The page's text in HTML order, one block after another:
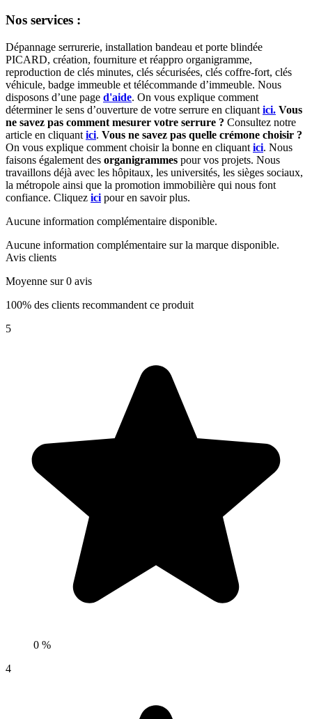
Nos services :
Dépannage serrurerie, installation bandeau et porte blindée
PICARD, création, fourniture et réappro organigramme,
reproduction de clés minutes, clés sécurisées, clés coffre-fort, clés
véhicule, badge immeuble et télécommande d’immeuble. Nous
disposons d’une page d'aide. On vous explique comment
déterminer le sens d’ouverture de votre serrure en cliquant ici. Vous
ne savez pas comment mesurer votre serrure ? Consultez notre
article en cliquant ici. Vous ne savez pas quelle crémone choisir ?
On vous explique comment choisir la bonne en cliquant ici. Nous
faisons également des organigrammes pour vos projets. Nous
travaillons déjà avec les hôpitaux, les universités, les sièges sociaux,
la métropole ainsi que la promotion immobilière qui nous font
confiance. Cliquez ici pour en savoir plus.
Aucune information complémentaire disponible.
Aucune information complémentaire sur la marque disponible.
Avis clients
Moyenne sur 0 avis
100% des clients recommandent ce produit
5
0 %
4